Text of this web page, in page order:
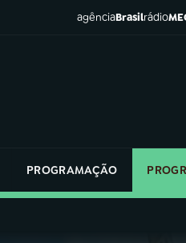
agênciaBrasilrádio
PROGRAMAÇÃO